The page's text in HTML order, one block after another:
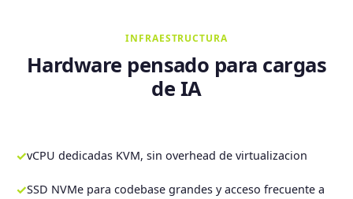
INFRAESTRUCTURA
Hardware pensado para cargas
de IA
✓vCPU dedicadas KVM, sin overhead de virtualizacion
✓SSD NVMe para codebase grandes y acceso frecuente a